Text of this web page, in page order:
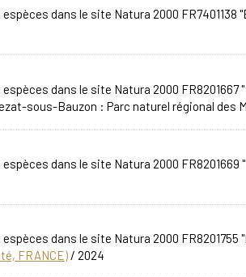
dans le site Natura 2000 FR7401138
dans le site Natura 2000 FR8201667
sous-Bauzon : Parc naturel régional des
dans le site Natura 2000 FR8201669
dans le site Natura 2000 FR8201755
FRANCE)/ 2024